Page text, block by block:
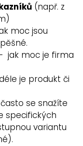
(např. z
moc jsou
jak moc je firma
je produkt či
se snažíte
specifických
variantu